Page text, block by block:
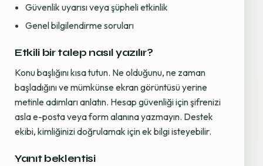
Güvenlik uyarısı veya şüpheli etkinlik
Genel bilgilendirme soruları
Etkili bir talep nasıl yazılır?
Konu başlığını kısa tutun. Ne olduğunu, ne zaman
başladığını ve mümkünse ekran görüntüsü yerine
metinle adımları anlatın. Hesap güvenliği için şifrenizi
asla e-posta veya form alanına yazmayın. Destek
ekibi, kimliğinizi doğrulamak için ek bilgi isteyebilir.
Yanıt beklentisi